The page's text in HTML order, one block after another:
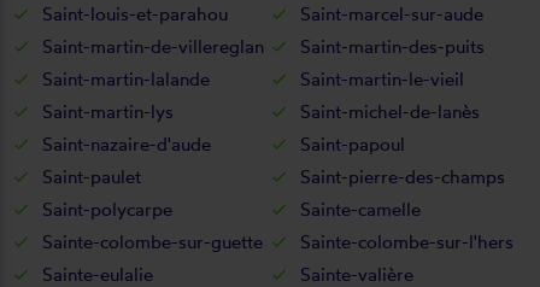
Saint-louis-et-parahou
Saint-marcel-sur-aude
Saint-martin-de-villereglan
Saint-martin-des-puits
Saint-martin-lalande
Saint-martin-le-vieil
Saint-martin-lys
Saint-michel-de-lanès
Saint-nazaire-d'aude
Saint-papoul
Saint-paulet
Saint-pierre-des-champs
Saint-polycarpe
Sainte-camelle
Sainte-colombe-sur-guette
Sainte-colombe-sur-l'hers
Sainte-eulalie
Sainte-valière